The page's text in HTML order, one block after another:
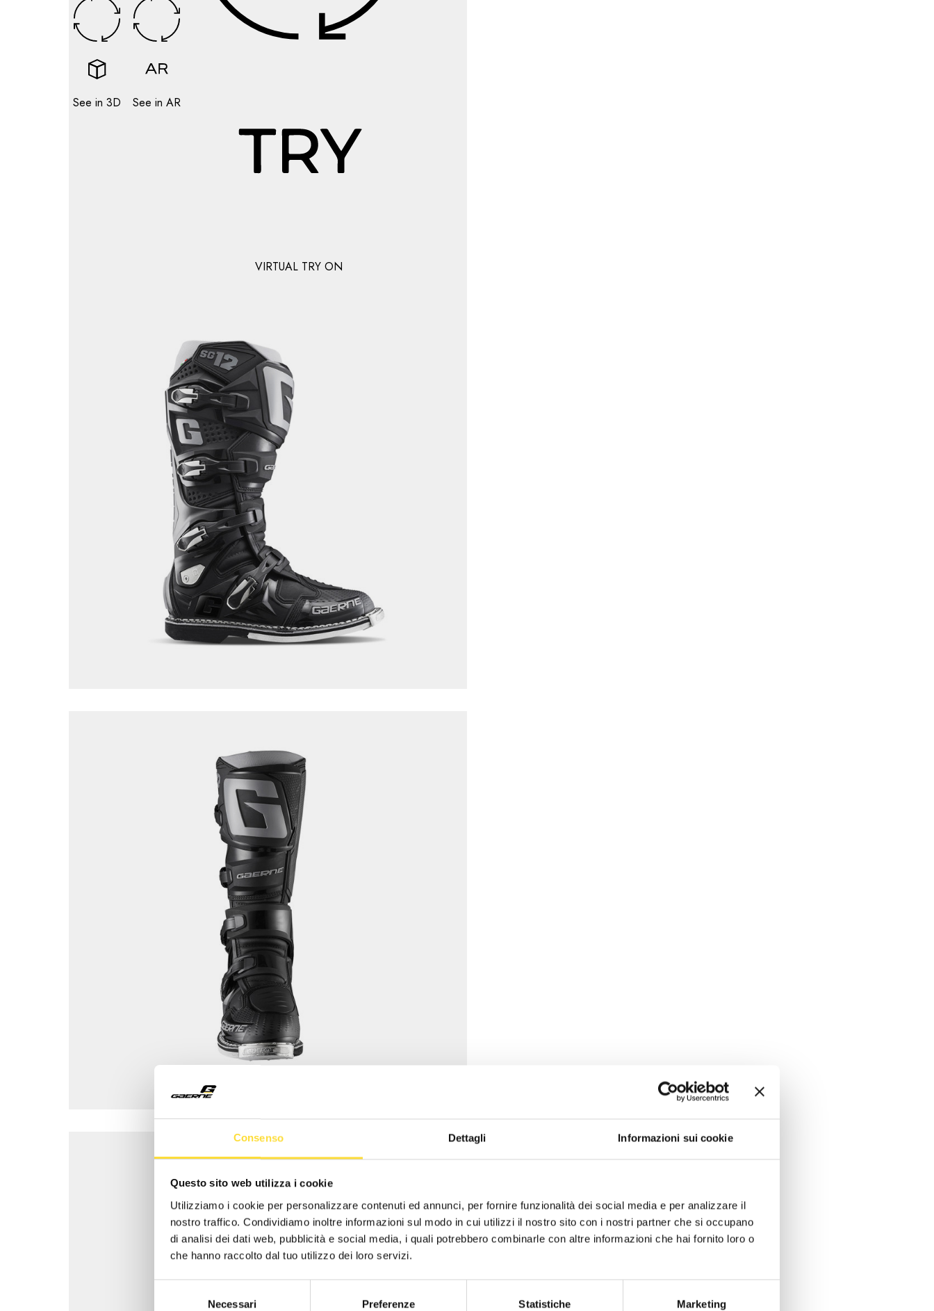
Consenso Dettagli Informazioni sui cookie
Questo sito web utilizza i cookie
Utilizziamo i cookie per personalizzare contenuti ed annunci, per fornire funzionalità dei social media e per analizzare il
nostro traffico. Condividiamo inoltre informazioni sul modo in cui utilizzi il nostro sito con i nostri partner che si occupano
di analisi dei dati web, pubblicità e social media, i quali potrebbero combinarle con altre informazioni che hai fornito loro o
che hanno raccolto dal tuo utilizzo dei loro servizi.
Necessari Preferenze Statistiche Marketing
See in 3D See in AR
VIRTUAL TRY ON